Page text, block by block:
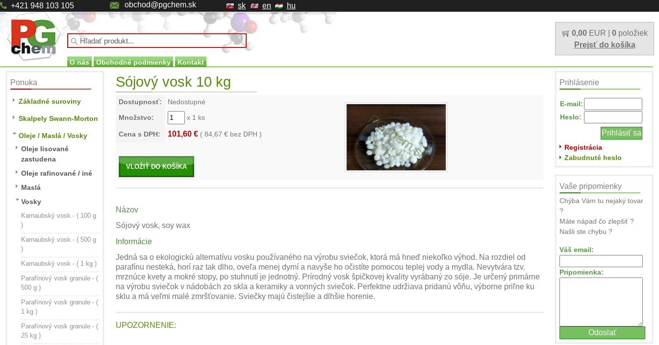
+421 948 103 105 obchod@pgchem.sk sk en hu
0,00 EUR | 0 položiek
Prejsť do košíka
O nás Obchodné podmienky Kontakt
Ponuka
Základné suroviny
Skalpely Swann-Morton
Oleje / Maslá / Vosky
Oleje lisované
zastudena
Oleje rafinované / iné
Maslá
Vosky
Karnaubský vosk - ( 100 g
)
Karnaubský vosk - ( 500 g
)
Karnaubský vosk - ( 1 kg )
Parafínový vosk granule - (
500 g )
Parafínový vosk granule - (
1 kg )
Parafínový vosk granule - (
25 kg )
Sójový vosk 10 kg
Dostupnosť:
Nedostupné
Množstvo:
x 1 ks
Cena s DPH: 101,60 € ( 84,67 € bez DPH )
VLOŽIŤ DO KOŠÍKA
Názov
Sójový vosk, soy wax
Informácie
Jedná sa o ekologickú alternatívu vosku používaného na výrobu sviečok, ktorá má hneď niekoľko výhod. Na rozdiel od
parafínu nesteká, horí raz tak dlho, oveľa menej dymí a navyše ho očistíte pomocou teplej vody a mydla. Nevytvára tzv.
mrznúce kvety a mokré stopy, po stuhnutí je jednotný. Prírodný vosk špičkovej kvality vyrábaný zo sóje. Je určený primárne
na výrobu sviečok v nádobách zo skla a keramiky a vonných sviečok. Perfektne udržiava pridanú vôňu, výborne priľne ku
sklu a má veľmi malé zmršťovanie. Sviečky majú čistejšie a dlhšie horenie.
UPOZORNENIE:
Prihlásenie
E-mail:
Heslo:
Registrácia
Zabudnuté heslo
Vaše pripomienky
Chýba Vám tu nejaký tovar
?
Máte nápad čo zlepšiť ?
Našli ste chybu ?
Váš email:
Pripomienka: